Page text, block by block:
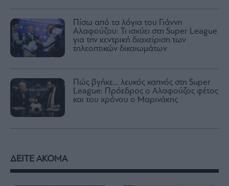
Πίσω από τα λόγια του Γιάννη
Αλαφούζου: Τι ισχύει στη Super League
για την κεντρική διαχείριση των
τηλεοπτικών δικαιωμάτων
Πώς βγήκε… λευκός καπνός στη Super
League: Πρόεδρος ο Αλαφούζος φέτος
και του χρόνου ο Μαρινάκης
ΔΕΙΤΕ ΑΚΟΜΑ